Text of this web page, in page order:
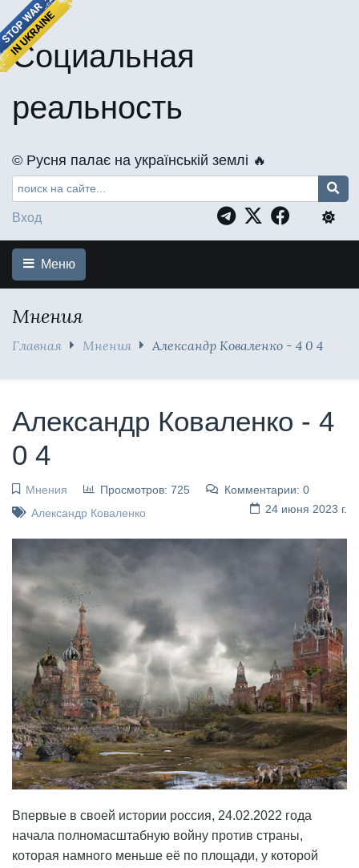
Социальная
реальность
©️ Русня палає на українській землі 🔥
Вход
Меню
Мнения
Главная Мнения Александр Коваленко - 4 0 4
Александр Коваленко - 4
0 4
Мнения Просмотров: 725
Комментарии: 0
24 июня 2023 г.
Александр Коваленко
Впервые в своей истории россия, 24.02.2022 года
начала полномасштабную войну против страны,
которая намного меньше её по площади, у которой